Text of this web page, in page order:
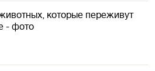
которые переживут
- фото